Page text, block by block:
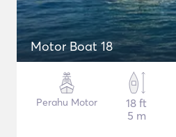
Motor Boat 18
Perahu Motor
18 ft
5 m